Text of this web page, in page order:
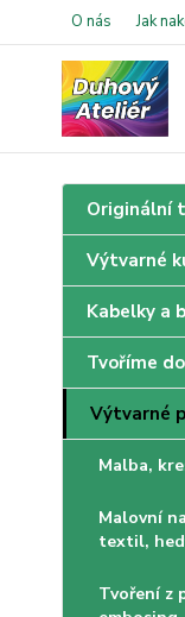
O nás Jak
Originální
Výtvarné
Kabelky a
Tvoříme
Výtvarné
Malba,
Malovní
textil,
Tvoření z